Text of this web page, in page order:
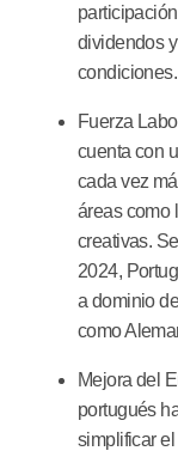
dividendos
condiciones.
Fuerza
cuenta con
cada vez
áreas como
creativas.
2024,
a dominio
como
Mejora del
portugués
simplificar